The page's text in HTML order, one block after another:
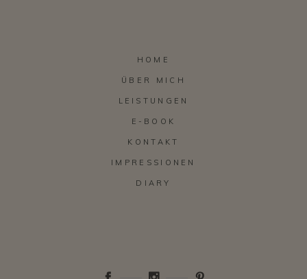
HOME
ÜBER MICH
LEISTUNGEN
E-BOOK
KONTAKT
IMPRESSIONEN
DIARY